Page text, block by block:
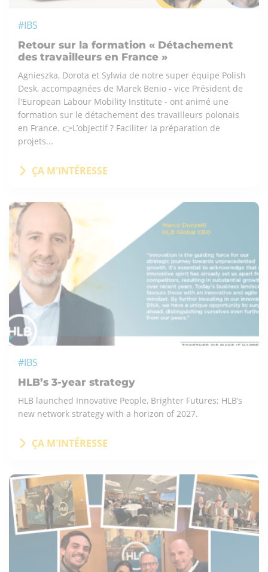
#IBS
Retour sur la formation « Détachement
des travailleurs en France »
Agnieszka, Dorota et Sylwia de notre super équipe Polish
Desk, accompagnées de Marek Benio - vice Président de
l'European Labour Mobility Institute - ont animé une
formation sur le détachement des travailleurs polonais
en France. 👉L’objectif ? Faciliter la préparation de
projets...
ÇA M'INTÉRESSE
#IBS
HLB’s 3-year strategy
HLB launched Innovative People, Brighter Futures; HLB’s
new network strategy with a horizon of 2027.
ÇA M'INTÉRESSE